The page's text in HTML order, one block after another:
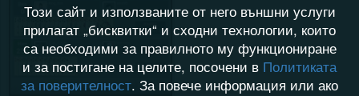
Този сайт и използваните от него външни услуги
прилагат „бисквитки“ и сходни технологии, които
са необходими за правилното му функциониране
и за постигане на целите, посочени в Политиката
за поверителност. За повече информация или ако